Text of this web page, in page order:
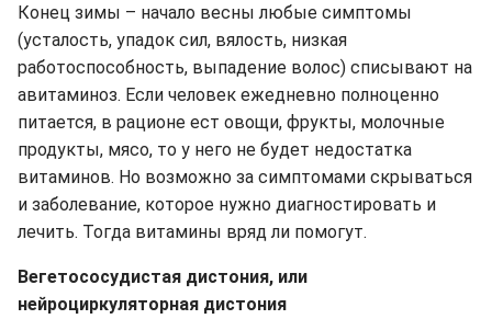
Конец зимы – начало весны любые симптомы
(усталость, упадок сил, вялость, низкая
работоспособность, выпадение волос) списывают на
авитаминоз. Если человек ежедневно полноценно
питается, в рационе ест овощи, фрукты, молочные
продукты, мясо, то у него не будет недостатка
витаминов. Но возможно за симптомами скрываться
и заболевание, которое нужно диагностировать и
лечить. Тогда витамины вряд ли помогут.
Вегетососудистая дистония, или
нейроциркуляторная дистония